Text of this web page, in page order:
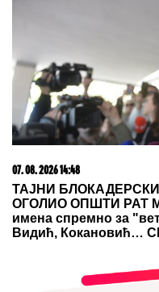
Marija (3) se igrala u
42 godine otac je
25.000 kupaca već